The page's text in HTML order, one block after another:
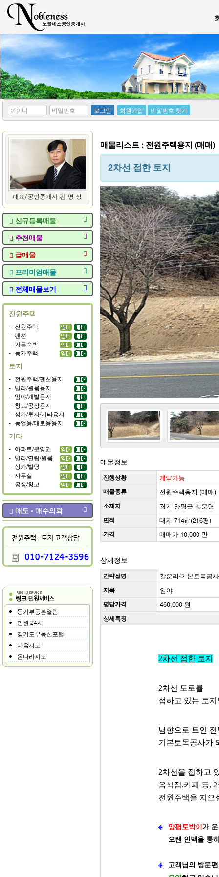
*
아
디
*
비
번
호
로그인 회원가입 비밀번호 찾기
신규등록매물
추천매물
급매물
프리미엄매물
전체매물보기
전원주택
- 전원주택
- 펜션
- 가든숙박
- 농가주택
토지
- 전원주택/펜션용지
- 빌라/원룸용지
- 임야/개발용지
- 창고/공장용지
- 상가/투자/기타용지
- 농업용/대토용용지
기타
- 아파트/분양권
- 빌라/연립/원룸
- 상가/빌딩
- 사무실
- 공장/창고
매도 • 매수의뢰
등기부등본열람
민원 24시
경기도부동산포털
다음지도
온나라지도
매물리스트 : 전원주택용지 (매매)
2차선 접한 토지
매물정보
진행상황 계약가능
매물종류 전원주택용지 (매매)
소재지 경기 양평군 청운면
면적 대지 714㎡(216평)
가격 매매가 10,000 만
상세정보
간략설명 갈운리/기본토목공
지목 임야
평당가격 460,000 원
상세특징
2차선 접한 토지
2차선 도로를
접하고 있는 토지
남향으로 트인
기본토목공사가
2차선을 접하고
음식점,카페 등,
전원주택을 지으
◈ 양평토박이 가
오랜 인맥을 통
◈
고객님의 방문